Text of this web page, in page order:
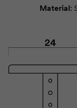
Material: